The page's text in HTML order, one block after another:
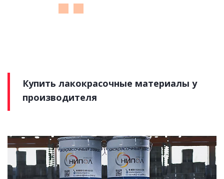
Купить лакокрасочные материалы у
производителя